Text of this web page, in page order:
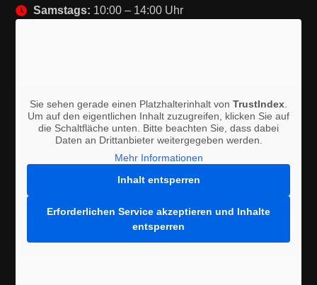
Samstags: 10:00 – 14:00 Uhr
Sie sehen gerade einen Platzhalterinhalt von TrustIndex.
Um auf den eigentlichen Inhalt zuzugreifen, klicken Sie auf
die Schaltfläche unten. Bitte beachten Sie, dass dabei
Daten an Drittanbieter weitergegeben werden.
Mehr Informationen
Inhalt entsperren
Erforderlichen Service akzeptieren und Inhalte
entsperren